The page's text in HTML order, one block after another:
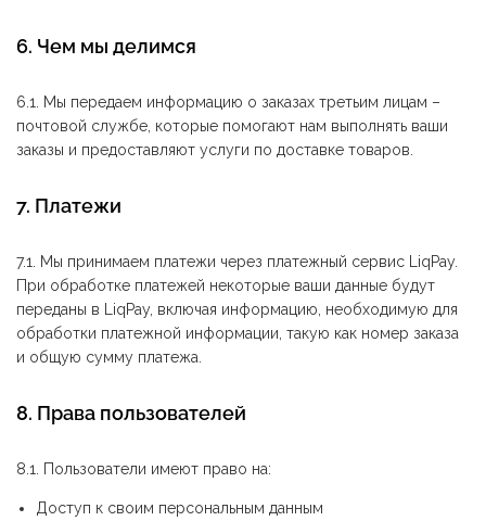
6. Чем мы делимся
6.1. Мы передаем информацию о заказах третьим лицам –
почтовой службе, которые помогают нам выполнять ваши
заказы и предоставляют услуги по доставке товаров.
7. Платежи
7.1. Мы принимаем платежи через платежный сервис LiqPay.
При обработке платежей некоторые ваши данные будут
переданы в LiqPay, включая информацию, необходимую для
обработки платежной информации, такую как номер заказа
и общую сумму платежа.
8. Права пользователей
8.1. Пользователи имеют право на:
Доступ к своим персональным данным